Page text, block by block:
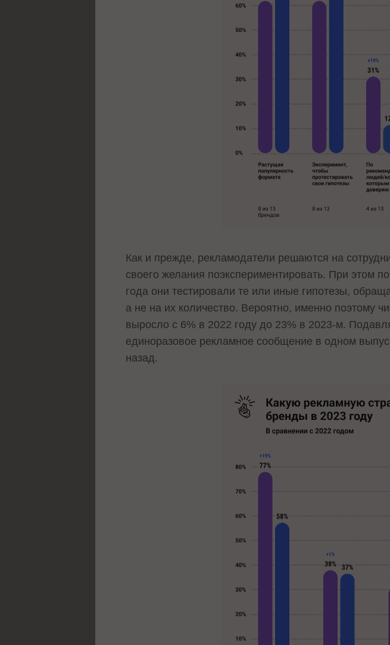
Как и прежде, рекламодатели решаются на
своего желания поэкспериментировать. При этом
года они тестировали те или иные гипотезы,
а не на их количество. Вероятно, именно поэтому
выросло с 6% в 2022 году до 23% в 2023-м.
единоразовое рекламное сообщение в одном
назад.